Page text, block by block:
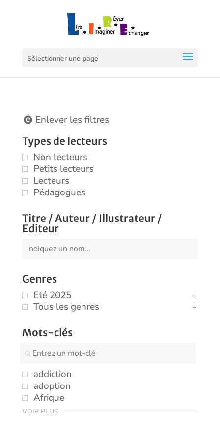
Sélectionner une page
Enlever les filtres
Types de lecteurs
Non lecteurs
Petits lecteurs
Lecteurs
Pédagogues
Titre / Auteur / Illustrateur /
Editeur
Genres
Eté 2025
Tous les genres
Mots-clés
addiction
adoption
Afrique
VOIR PLUS